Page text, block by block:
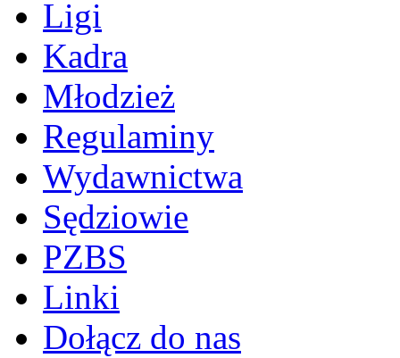
Ligi
Kadra
Młodzież
Regulaminy
Wydawnictwa
Sędziowie
PZBS
Linki
Dołącz do nas